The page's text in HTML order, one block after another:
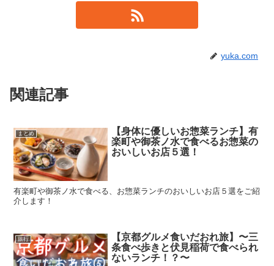
yuka.com
関連記事
まとめ
【身体に優しいお惣菜ランチ】有
楽町や御茶ノ水で食べるお惣菜の
おいしいお店５選！
有楽町や御茶ノ水で食べる、お惣菜ランチのおいしいお店５選をご紹
介します！
旅行
【京都グルメ食いだおれ旅】〜三
条食べ歩きと伏見稲荷で食べられ
ないランチ！？〜